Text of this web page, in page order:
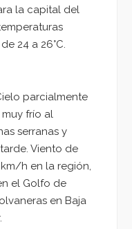
la capital del
24 a 26°C.
parcialmente
frío al
serranas y
Viento de
h en la región,
el Golfo de
en Baja